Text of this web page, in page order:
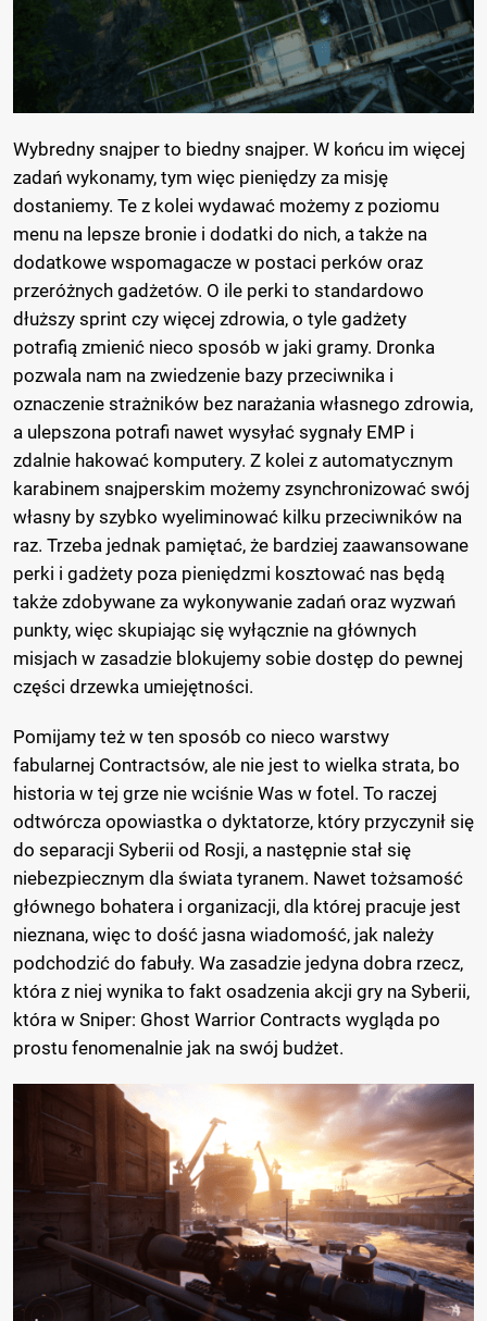
Wybredny snajper to biedny snajper. W końcu im więcej
zadań wykonamy, tym więc pieniędzy za misję
dostaniemy. Te z kolei wydawać możemy z poziomu
menu na lepsze bronie i dodatki do nich, a także na
dodatkowe wspomagacze w postaci perków oraz
przeróżnych gadżetów. O ile perki to standardowo
dłuższy sprint czy więcej zdrowia, o tyle gadżety
potrafią zmienić nieco sposób w jaki gramy. Dronka
pozwala nam na zwiedzenie bazy przeciwnika i
oznaczenie strażników bez narażania własnego zdrowia,
a ulepszona potrafi nawet wysyłać sygnały EMP i
zdalnie hakować komputery. Z kolei z automatycznym
karabinem snajperskim możemy zsynchronizować swój
własny by szybko wyeliminować kilku przeciwników na
raz. Trzeba jednak pamiętać, że bardziej zaawansowane
perki i gadżety poza pieniędzmi kosztować nas będą
także zdobywane za wykonywanie zadań oraz wyzwań
punkty, więc skupiając się wyłącznie na głównych
misjach w zasadzie blokujemy sobie dostęp do pewnej
części drzewka umiejętności.
Pomijamy też w ten sposób co nieco warstwy
fabularnej Contractsów, ale nie jest to wielka strata, bo
historia w tej grze nie wciśnie Was w fotel. To raczej
odtwórcza opowiastka o dyktatorze, który przyczynił się
do separacji Syberii od Rosji, a następnie stał się
niebezpiecznym dla świata tyranem. Nawet tożsamość
głównego bohatera i organizacji, dla której pracuje jest
nieznana, więc to dość jasna wiadomość, jak należy
podchodzić do fabuły. Wa zasadzie jedyna dobra rzecz,
która z niej wynika to fakt osadzenia akcji gry na Syberii,
która w Sniper: Ghost Warrior Contracts wygląda po
prostu fenomenalnie jak na swój budżet.